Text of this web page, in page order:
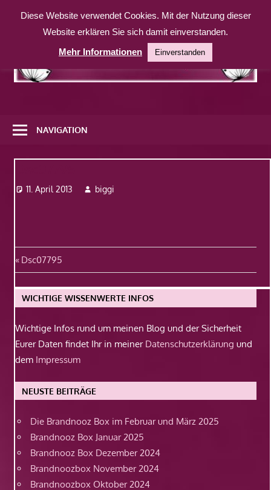
Inhalt
weitere
Website
NAVIGATION
11. April 2013 biggi
Beitragsnavigation
Vorheriger
Beitrag:
Dsc07795
WICHTIGE WISSENWERTE INFOS
Wichtige Infos rund um meinen Blog und der Sicherheit
Eurer Daten findet Ihr in meiner Datenschutzerklärung und
dem Impressum
NEUSTE BEITRÄGE
Die Brandnooz Box im Februar und März 2025
Brandnooz Box Januar 2025
Brandnooz Box Dezember 2024
Brandnoozbox November 2024
Brandnoozbox Oktober 2024
Diese Website verwendet Cookies. Mit der Nutzung dieser
Website erklären Sie sich damit einverstanden.
Mehr Informationen
Einverstanden